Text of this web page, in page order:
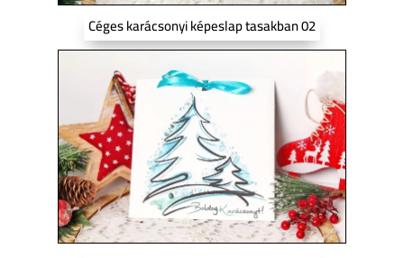
Céges karácsonyi képeslap tasakban 02